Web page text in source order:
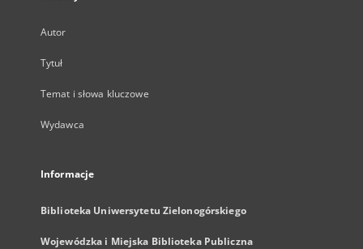
Autor
Tytuł
Temat i słowa kluczowe
Wydawca
Informacje
Biblioteka Uniwersytetu Zielonogórskiego
Wojewódzka i Miejska Biblioteka Publiczna